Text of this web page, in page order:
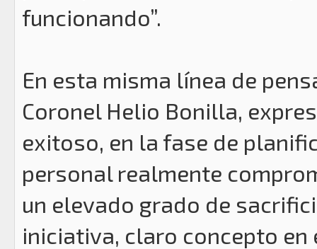
funcionando”.
En esta misma línea de
Coronel Helio Bonilla,
exitoso, en la fase de
personal realmente
un elevado grado de
iniciativa, claro concepto